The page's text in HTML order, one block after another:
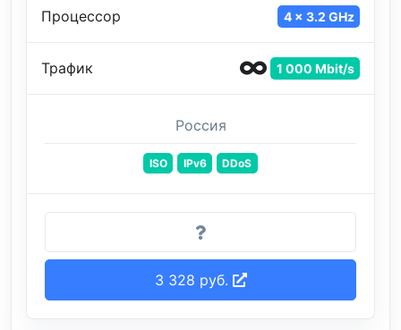
Процессор 4 x 3.2 GHz
Трафик 1 000 Mbit/s
Россия
ISO IPv6 DDoS
3 328 руб.